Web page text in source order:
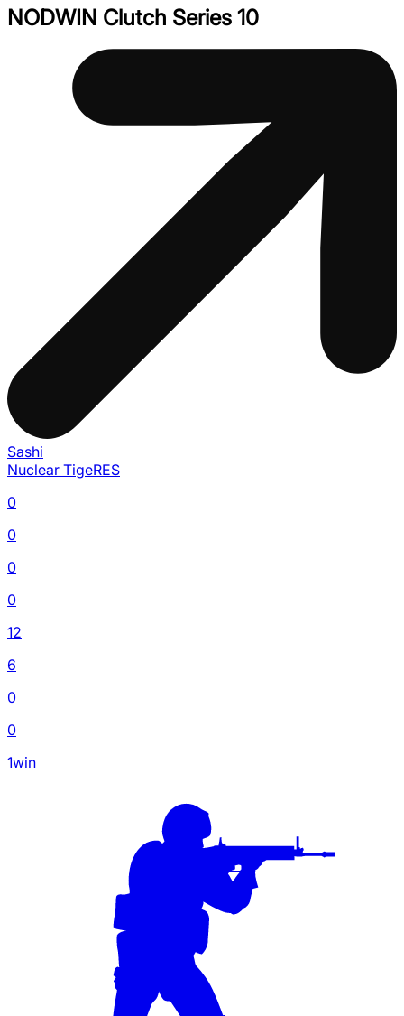
NODWIN Clutch Series 10
Sashi
Nuclear TigeRES
0
0
0
0
12
6
0
0
1win